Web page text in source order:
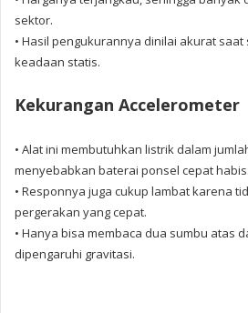
sektor.
• Hasil pengukurannya dinilai akurat
keadaan statis.
Kekurangan Accelerometer
• Alat ini membutuhkan listrik dalam
menyebabkan baterai ponsel cepat habis.
• Responnya juga cukup lambat karena
pergerakan yang cepat.
• Hanya bisa membaca dua sumbu atas
dipengaruhi gravitasi.